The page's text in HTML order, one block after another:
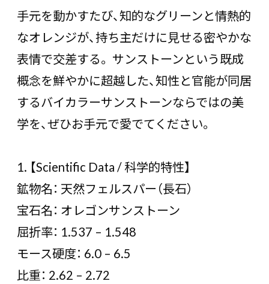
手元を動かすたび、知的なグリーンと情熱的
なオレンジが、持ち主だけに見せる密やかな
表情で交差する。 サンストーンという既成
概念を鮮やかに超越した、知性と官能が同居
するバイカラーサンストーンならではの美
学を、ぜひお手元で愛でてください。
1. 【Scientific Data / 科学的特性】
鉱物名： 天然フェルスパー（長石）
宝石名： オレゴンサンストーン
屈折率： 1.537 – 1.548
モース硬度： 6.0 – 6.5
比重： 2.62 – 2.72